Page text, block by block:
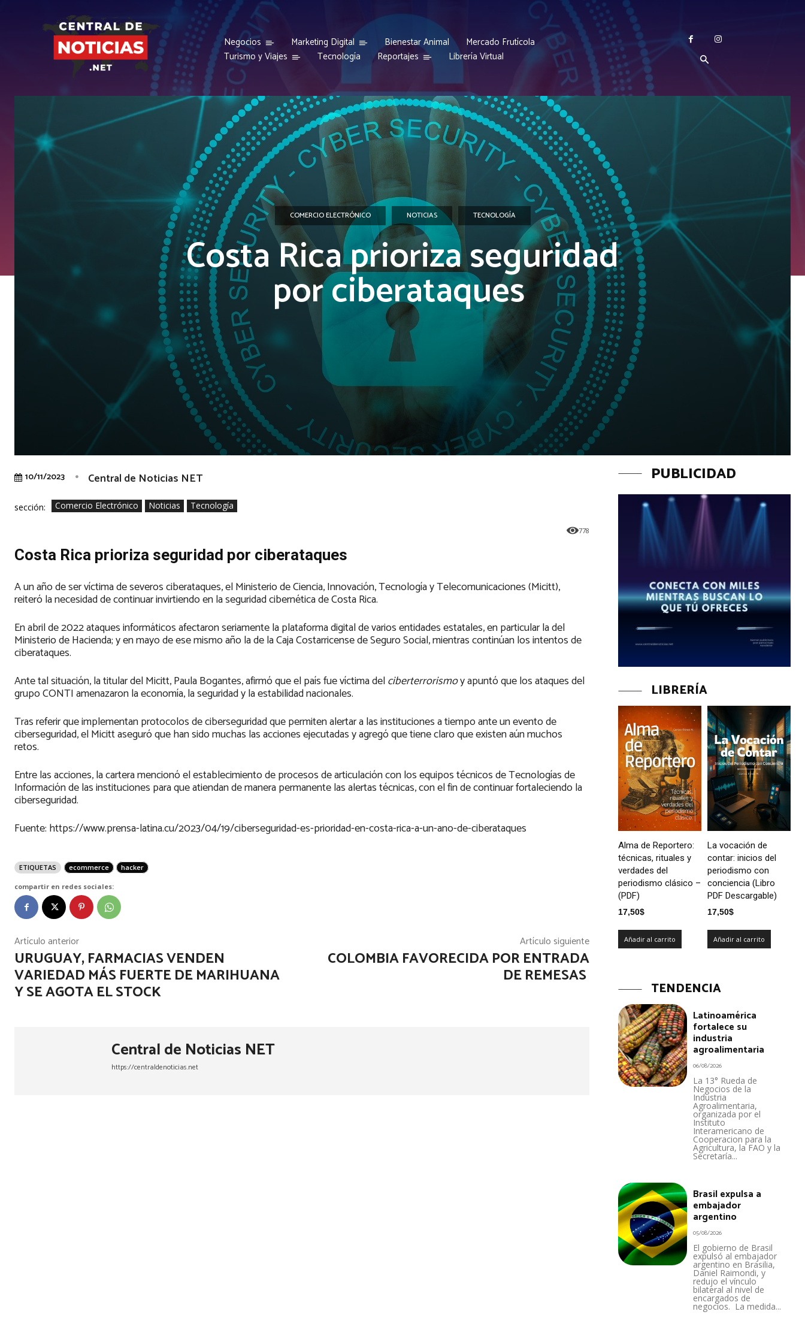
Negocios Marketing Digital Bienestar Animal
Mercado Frutícola
Turismo y Viajes
Tecnología Reportajes Librería Virtual
COMERCIO ELECTRÓNICO NOTICIAS TECNOLOGÍA
Costa Rica prioriza seguridad
por ciberataques
10/11/2023 Central de Noticias NET
sección: Comercio Electrónico Noticias Tecnología
778
Costa Rica prioriza seguridad por ciberataques
A un año de ser víctima de severos ciberataques, el Ministerio de Ciencia, Innovación, Tecnología y Telecomunicaciones (Micitt),
reiteró la necesidad de continuar invirtiendo en la seguridad cibernética de Costa Rica.
En abril de 2022 ataques informáticos afectaron seriamente la plataforma digital de varios entidades estatales, en particular la del
Ministerio de Hacienda; y en mayo de ese mismo año la de la Caja Costarricense de Seguro Social, mientras continúan los intentos de
ciberataques.
Ante tal situación, la titular del Micitt, Paula Bogantes, afirmó que el país fue víctima delciberterrorismoy apuntó que los ataques del
grupo CONTI amenazaron la economía, la seguridad y la estabilidad nacionales.
Tras referir que implementan protocolos de ciberseguridad que permiten alertar a las instituciones a tiempo ante un evento de
ciberseguridad, el Micitt aseguró que han sido muchas las acciones ejecutadas y agregó que tiene claro que existen aún muchos
retos.
Entre las acciones, la cartera mencionó el establecimiento de procesos de articulación con los equipos técnicos de Tecnologías de
Información de las instituciones para que atiendan de manera permanente las alertas técnicas, con el fin de continuar fortaleciendo la
ciberseguridad.
Fuente: https://www.prensa-latina.cu/2023/04/19/ciberseguridad-es-prioridad-en-costa-rica-a-un-ano-de-ciberataques
ETIQUETAS ecommerce hacker
compartir en redes sociales:
Artículo anterior
URUGUAY, FARMACIAS VENDEN
VARIEDAD MÁS FUERTE DE MARIHUANA
Y SE AGOTA EL STOCK
Artículo siguiente
COLOMBIA FAVORECIDA POR ENTRADA
DE REMESAS
Central de Noticias NET
https://centraldenoticias.net
PUBLICIDAD
LIBRERÍA
Alma de Reportero:
técnicas, rituales y
verdades del
periodismo clásico –
(PDF)
17,50$
Añadir al carrito
La vocación de
contar: inicios del
periodismo con
conciencia (Libro
PDF Descargable)
17,50$
Añadir al carrito
TENDENCIA
Latinoamérica
fortalece su
industria
agroalimentaria
06/08/2026
La 13° Rueda de
Negocios de la
Industria
Agroalimentaria,
organizada por el
Instituto
Interamericano de
Cooperacion para la
Agricultura, la FAO y la
Secretaría...
Brasil expulsa a
embajador
argentino
05/08/2026
El gobierno de Brasil
expulsó al embajador
argentino en Brasilia,
Daniel Raimondi, y
redujo el vínculo
bilateral al nivel de
encargados de
negocios. La medida...